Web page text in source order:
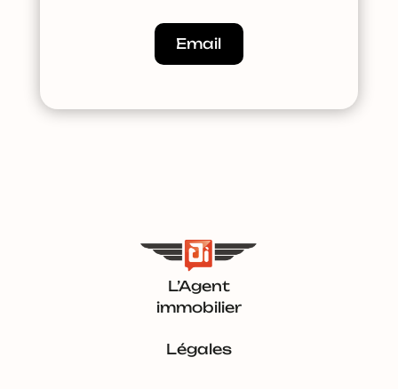
Email
L’Agent
immobilier
Légales